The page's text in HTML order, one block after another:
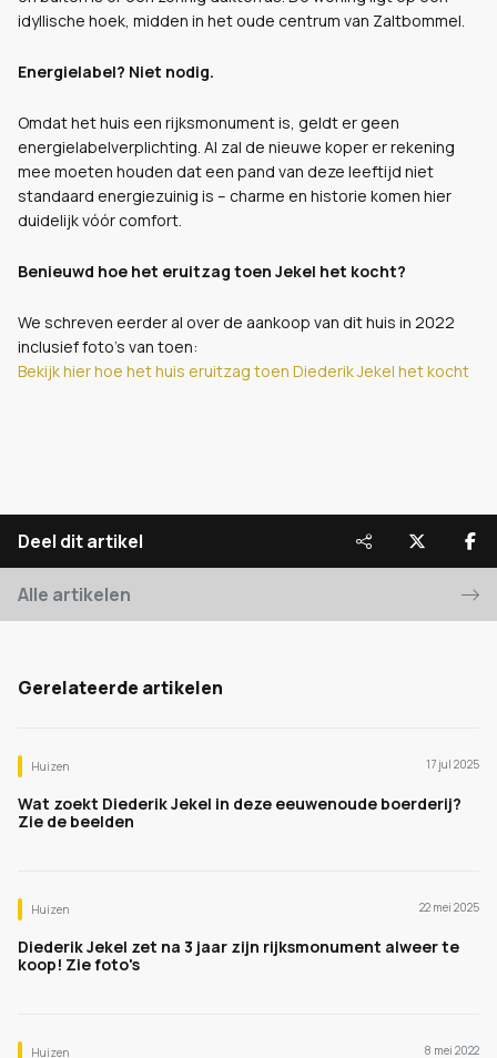
idyllische hoek, midden in het oude centrum van Zaltbommel.
Energielabel? Niet nodig.
Omdat het huis een rijksmonument is, geldt er geen
energielabelverplichting. Al zal de nieuwe koper er rekening
mee moeten houden dat een pand van deze leeftijd niet
standaard energiezuinig is – charme en historie komen hier
duidelijk vóór comfort.
Benieuwd hoe het eruitzag toen Jekel het kocht?
We schreven eerder al over de aankoop van dit huis in 2022
inclusief foto's van toen:
Bekijk hier hoe het huis eruitzag toen Diederik Jekel het kocht
Deel dit artikel
Alle artikelen
Gerelateerde artikelen
Huizen 17 jul 2025
Wat zoekt Diederik Jekel in deze eeuwenoude boerderij?
Zie de beelden
Huizen 22 mei 2025
Diederik Jekel zet na 3 jaar zijn rijksmonument alweer te
koop! Zie foto's
Huizen 8 mei 2022